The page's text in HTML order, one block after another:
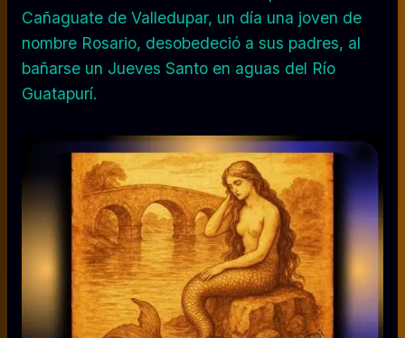
Cañaguate de Valledupar, un día una joven de
nombre Rosario, desobedeció a sus padres, al
bañarse un Jueves Santo en aguas del Río
Guatapurí.